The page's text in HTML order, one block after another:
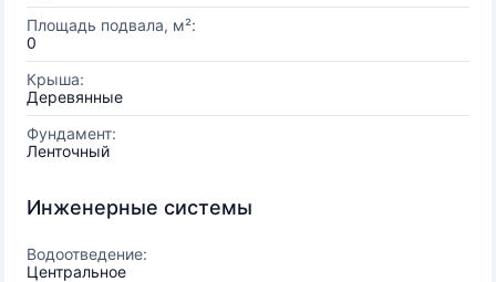
Площадь подвала, м²:
0
Крыша:
Деревянные
Фундамент:
Ленточный
Инженерные системы
Водоотведение:
Центральное